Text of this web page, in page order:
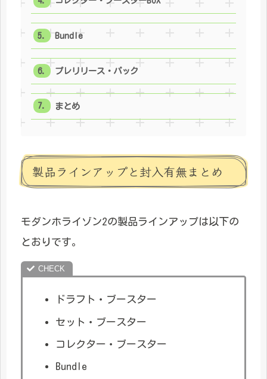
Bundle
プレリリース・パック
まとめ
製品ラインアップと封入有無まとめ
モダンホライゾン2の製品ラインアップは以下の
とおりです。
ドラフト・ブースター
セット・ブースター
コレクター・ブースター
Bundle